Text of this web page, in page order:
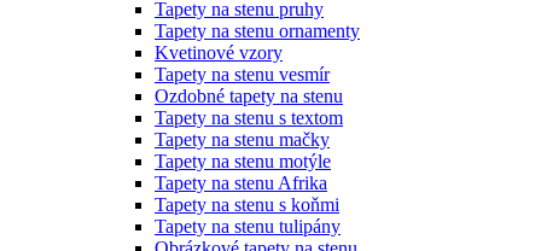
Tapety na stenu pruhy
Tapety na stenu ornamenty
Kvetinové vzory
Tapety na stenu vesmír
Ozdobné tapety na stenu
Tapety na stenu s textom
Tapety na stenu mačky
Tapety na stenu motýle
Tapety na stenu Afrika
Tapety na stenu s koňmi
Tapety na stenu tulipány